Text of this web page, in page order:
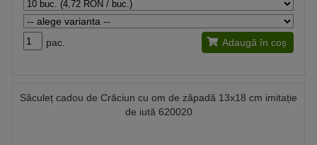
pac. Adaugă în coș
Săculeț cadou de Crăciun cu om de zăpadă 13x18 cm imitație
de iută 620020